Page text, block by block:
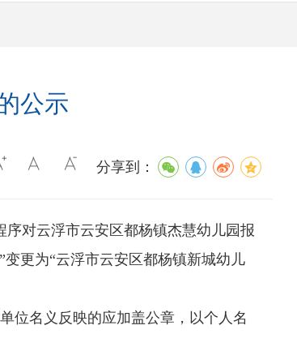
公示
分享到：
对云浮市云安区都杨镇杰慧幼儿园报
更为“云浮市云安区都杨镇新城幼儿
位名义反映的应加盖公章，以个人名